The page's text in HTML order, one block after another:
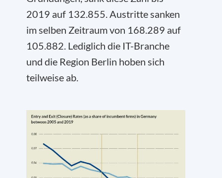
2019 auf 132.855. Austritte sanken
im selben Zeitraum von 168.289 auf
105.882. Lediglich die IT-Branche
und die Region Berlin hoben sich
teilweise ab.